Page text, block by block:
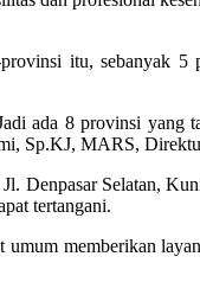
itu, sebanyak 5
ada 8 provinsi yang
Sp.KJ, MARS,
Denpasar Selatan,
tertangani.
memberikan